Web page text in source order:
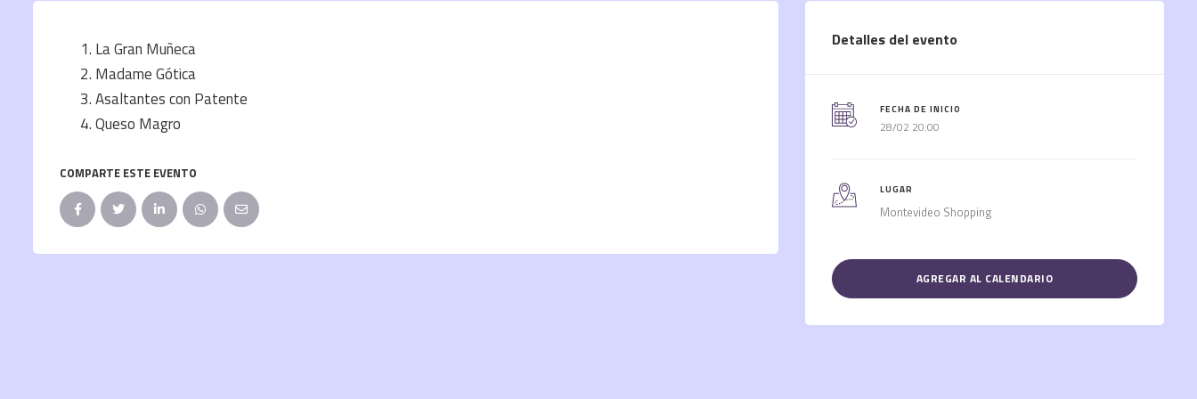
La Gran Muñeca
Madame Gótica
Asaltantes con Patente
Queso Magro
COMPARTE ESTE EVENTO
Detalles del evento
FECHA DE INICIO
28/02 20:00
LUGAR
Montevideo Shopping
AGREGAR AL CALENDARIO